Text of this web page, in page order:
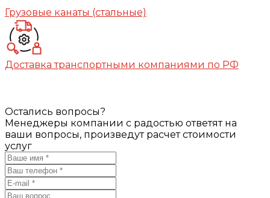
Грузовые канаты (стальные)
Доставка транспортными компаниями по РФ
Остались вопросы?
Менеджеры компании с радостью ответят на
ваши вопросы, произведут расчет стоимости
услуг